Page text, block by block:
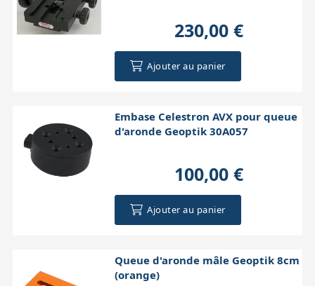
230,00 €
Ajouter au panier
Embase Celestron AVX pour queue
d'aronde Geoptik 30A057
100,00 €
Ajouter au panier
Queue d'aronde mâle Geoptik 8cm
(orange)